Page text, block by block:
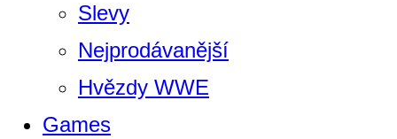
Slevy
Nejprodávanější
Hvězdy WWE
Games